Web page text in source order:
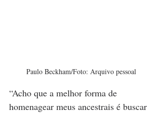
Paulo Beckham/Foto: Arquivo pessoal
“Acho que a melhor forma de
homenagear meus ancestrais é buscar